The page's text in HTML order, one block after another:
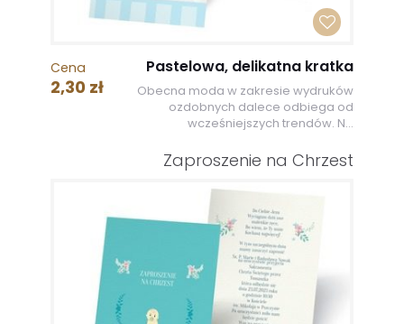
Cena
2,30 zł
Pastelowa, delikatna kratka
Obecna moda w zakresie wydruków
ozdobnych dalece odbiega od
wcześniejszych trendów. N...
Zaproszenie na Chrzest